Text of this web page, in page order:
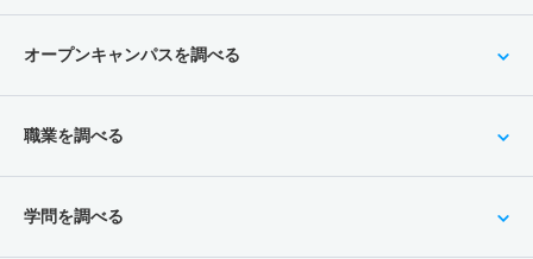
オープンキャンパスを調べる
職業を調べる
学問を調べる